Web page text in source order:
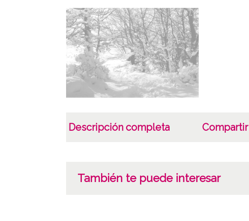
Descripción completa Compartir
También te puede interesar